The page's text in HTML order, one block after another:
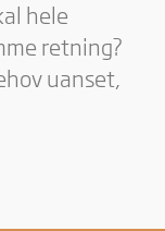
hele
retning?
uanset,